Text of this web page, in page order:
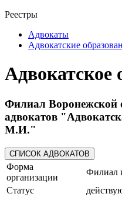
Реестры
Адвокаты
Адвокатские
Адвокатское
Филиал Воронежской
адвокатов
М.И."
Форма
организации
Филиал
Статус